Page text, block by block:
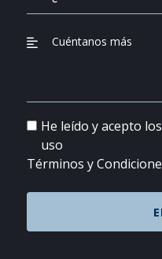
He leído y acepto
uso
Términos y